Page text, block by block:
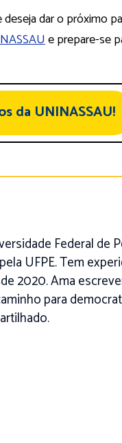
dar o próximo
e prepare-se
da UNINASSAU!
Federal de
UFPE. Tem
2020. Ama
para